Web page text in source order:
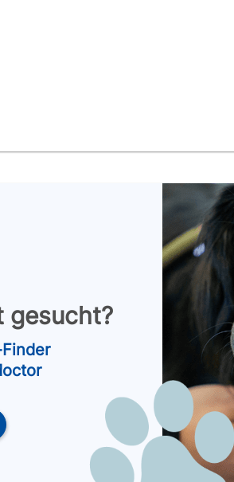
gesucht?